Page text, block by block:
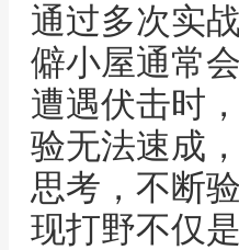
通过多次实
僻小屋通常
遭遇伏击时
验无法速成
思考，不断
现打野不仅